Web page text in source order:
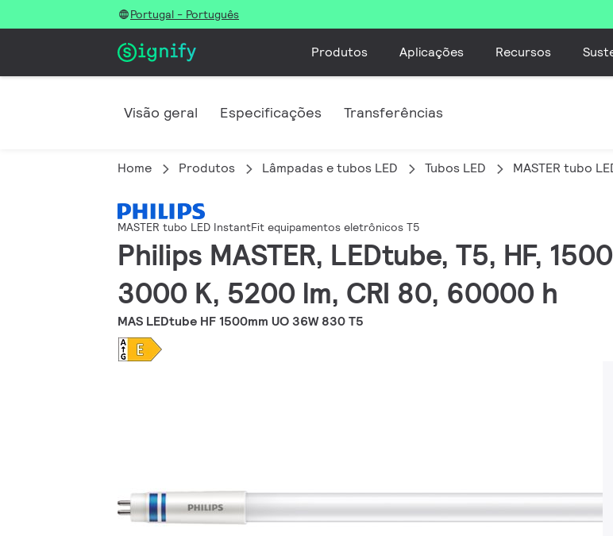
Portugal - Português
Produtos Aplicações Recursos
Visão geral Especificações Transferências
Home Produtos Lâmpadas e tubos LED Tubos LED MASTER tubo
MASTER tubo LED InstantFit equipamentos eletrônicos T5
Philips MASTER, LEDtube, T5, HF,
3000 K, 5200 lm, CRI 80, 60000 h
MAS LEDtube HF 1500mm UO 36W 830 T5